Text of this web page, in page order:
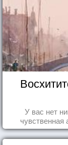
У вас нет
чувственная